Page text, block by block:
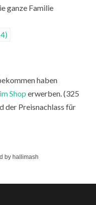
ganze Familie
haben
Shop erwerben. (325
der Preisnachlass für
by hallimash